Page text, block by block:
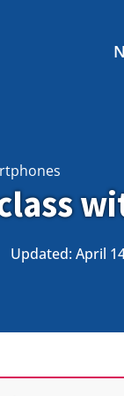
Updated: April